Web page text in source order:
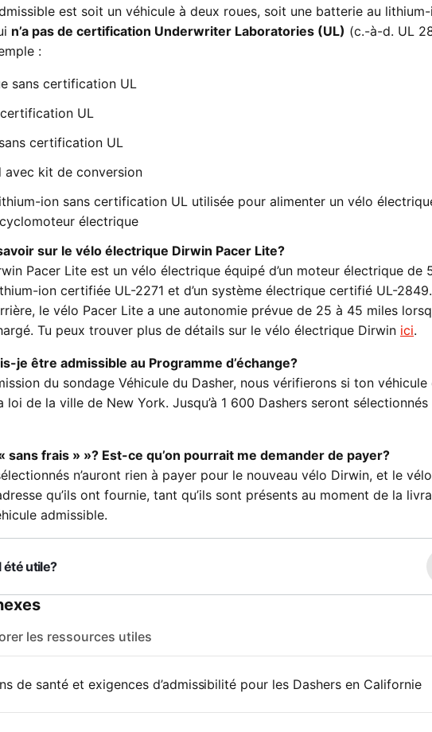
est soit un véhicule à deux roues, soit une batterie au
n’a pas de certification Underwriter Laboratories (UL) (c.-à-d. UL
:
sans certification UL
UL
certification UL
avec kit de conversion
ion sans certification UL utilisée pour alimenter un vélo
électrique
sur le vélo électrique Dirwin Pacer Lite?
Pacer Lite est un vélo électrique équipé d’un moteur électrique de
ion certifiée UL-2271 et d’un système électrique certifié UL-2849.
le vélo Pacer Lite a une autonomie prévue de 25 à 45 miles
Tu peux trouver plus de détails sur le vélo électrique Dirwin ici.
je être admissible au Programme d’échange?
du sondage Véhicule du Dasher, nous vérifierons si ton véhicule
loi de la ville de New York. Jusqu’à 1 600 Dashers seront
sans frais » »? Est-ce qu’on pourrait me demander de payer?
n’auront rien à payer pour le nouveau vélo Dirwin, et le
qu’ils ont fournie, tant qu’ils sont présents au moment de la
admissible.
utile?
les ressources utiles
de santé et exigences d’admissibilité pour les Dashers en Californie